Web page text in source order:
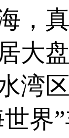
，
大
湾
界